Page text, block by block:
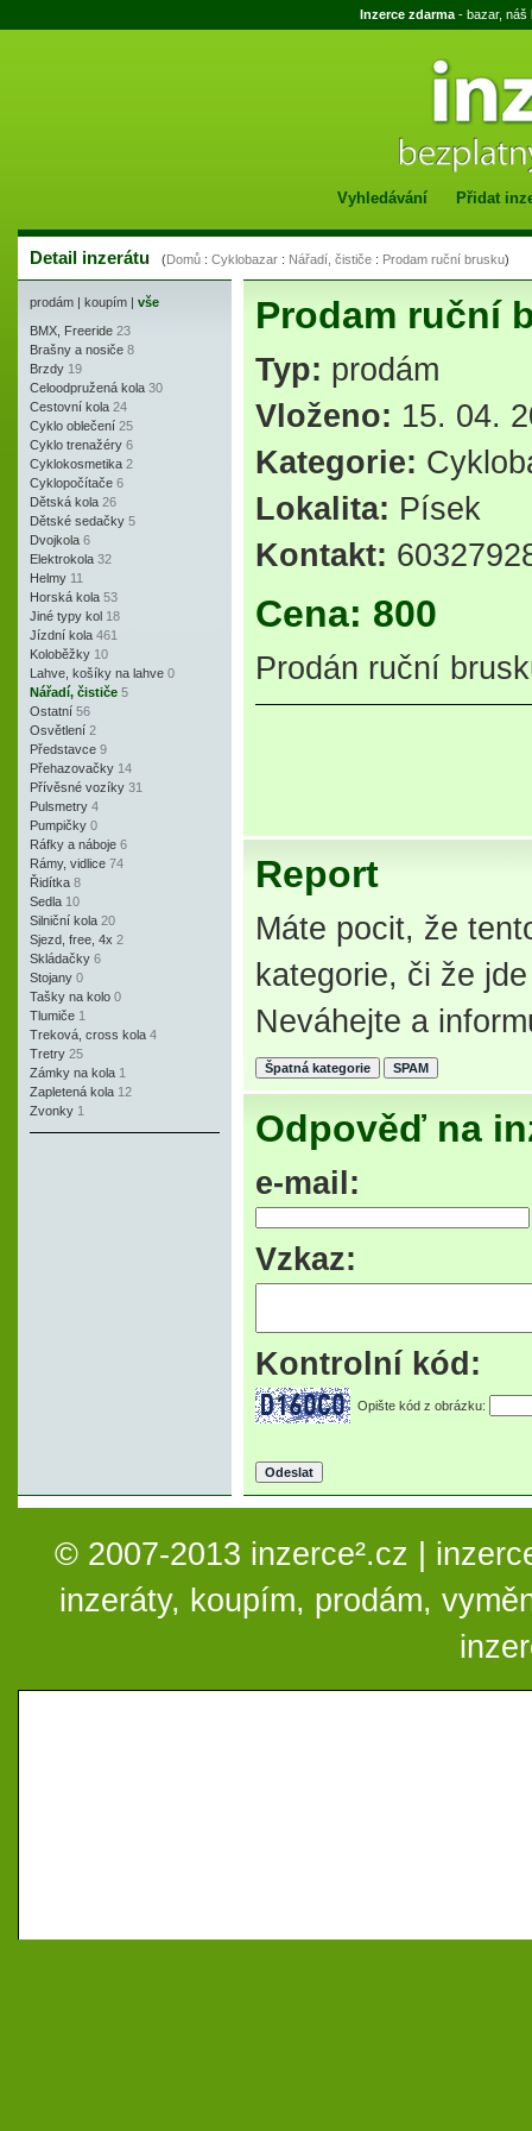
Inzerce zdarma - bazar, náš
Vyhledávání Přidat
Detail inzerátu (Domů : Cyklobazar : Nářadí, čističe : Prodam ruční brusku)
prodám | koupím | vše
BMX, Freeride 23
Brašny a nosiče 8
Brzdy 19
Celoodpružená kola 30
Cestovní kola 24
Cyklo oblečení 25
Cyklo trenažéry 6
Cyklokosmetika 2
Cyklopočítače 6
Dětská kola 26
Dětské sedačky 5
Dvojkola 6
Elektrokola 32
Helmy 11
Horská kola 53
Jiné typy kol 18
Jízdní kola 461
Koloběžky 10
Lahve, košíky na lahve 0
Nářadí, čističe 5
Ostatní 56
Osvětlení 2
Představce 9
Přehazovačky 14
Přívěsné vozíky 31
Pulsmetry 4
Pumpičky 0
Ráfky a náboje 6
Rámy, vidlice 74
Řidítka 8
Sedla 10
Silniční kola 20
Sjezd, free, 4x 2
Skládačky 6
Stojany 0
Tašky na kolo 0
Tlumiče 1
Treková, cross kola 4
Tretry 25
Zámky na kola 1
Zapletená kola 12
Zvonky 1
Prodam ruční
Typ: prodám
Vloženo: 15. 04.
Kategorie:
Lokalita: Písek
Kontakt:
Cena: 800
Prodán ruční
Report
Máte pocit, že
kategorie, či že
Neváhejte a
Odpověď na
e-mail:
Vzkaz:
Kontrolní kód:
Opište kód z obrázku:
© 2007-2013 inzerce².cz |
inzeráty, koupím, prodám,